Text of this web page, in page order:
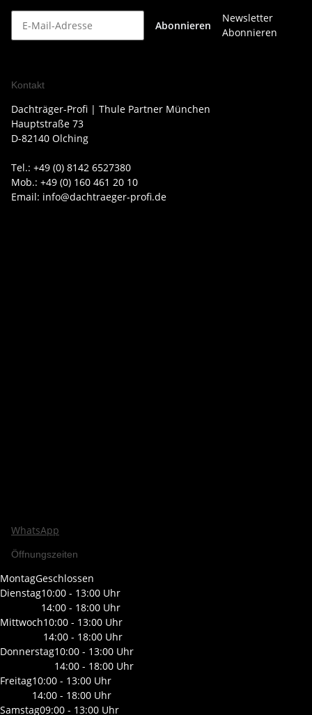
Abonnieren
Newsletter
Abonnieren
Kontakt
Dachträger-Profi | Thule Partner München
Hauptstraße 73
D-82140 Olching
Tel.: +49 (0) 8142 6527380
Mob.: +49 (0) 160 461 20 10
Email: info@dachtraeger-profi.de
WhatsApp
Öffnungszeiten
MontagGeschlossen
Dienstag10:00 - 13:00 Uhr
14:00 - 18:00 Uhr
Mittwoch10:00 - 13:00 Uhr
14:00 - 18:00 Uhr
Donnerstag10:00 - 13:00 Uhr
14:00 - 18:00 Uhr
Freitag10:00 - 13:00 Uhr
14:00 - 18:00 Uhr
Samstag09:00 - 13:00 Uhr